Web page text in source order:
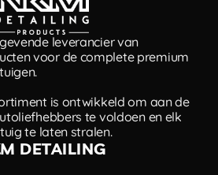
leverancier van
voor de complete premium
is ontwikkeld om aan de
te voldoen en elk
te laten stralen.
DETAILING